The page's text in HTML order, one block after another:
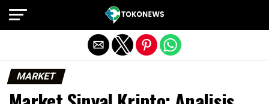
MARKET
Exit mobile version